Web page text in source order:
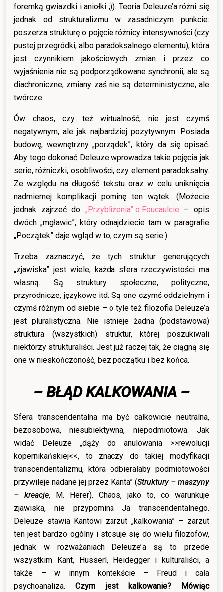
foremką gwiazdki i aniołki ;)). Teoria Deleuze’a różni się
jednak od strukturalizmu w zasadniczym punkcie:
poszerza strukturę o pojęcie różnicy intensywności (czy
pustej przegródki, albo paradoksalnego elementu), która
jest czynnikiem jakościowych zmian i przez co
wyjaśnienia nie są podporządkowane synchronii, ale są
diachroniczne, zmiany zaś nie są deterministyczne, ale
twórcze.
Ów chaos, czy też wirtualność, nie jest czymś
negatywnym, ale jak najbardziej pozytywnym. Posiada
budowę, wewnętrzny „porządek”, który da się opisać.
Aby tego dokonać Deleuze wprowadza takie pojęcia jak
serie, różniczki, osobliwości, czy element paradoksalny.
Ze względu na długość tekstu oraz w celu uniknięcia
nadmiernej komplikacji pominę ten wątek. (Możecie
jednak zajrzeć do „Przybliżenia” o Foucaulcie – opis
dwóch „mgławic”, który odnajdziecie tam w paragrafie
„Początek” daje wgląd w to, czym są serie.)
Trzeba zaznaczyć, że tych struktur generujących
„zjawiska” jest wiele, każda sfera rzeczywistości ma
własną. Są struktury społeczne, polityczne,
przyrodnicze, językowe itd. Są one czymś oddzielnym i
czymś różnym od siebie – o tyle też filozofia Deleuze’a
jest pluralistyczna. Nie istnieje żadna (podstawowa)
struktura (wszystkich) struktur, której poszukiwali
niektórzy strukturaliści. Jest już raczej tak, że ciągną się
one w nieskończoność, bez początku i bez końca.
– BŁĄD KALKOWANIA –
Sfera transcendentalna ma być całkowicie neutralna,
bezosobowa, niesubiektywna, niepodmiotowa. Jak
widać Deleuze „dąży do anulowania >>rewolucji
kopernikańskiej<<, to znaczy do takiej modyfikacji
transcendentalizmu, która odbierałaby podmiotowości
przywileje nadane jej przez Kanta” (Struktury – maszyny
– kreacje, M. Herer). Chaos, jako to, co warunkuje
zjawiska, nie przypomina Ja transcendentalnego.
Deleuze stawia Kantowi zarzut „kalkowania” – zarzut
ten jest bardzo ogólny i stosuje się do wielu filozofów,
jednak w rozważaniach Deleuze’a są to przede
wszystkim Kant, Husserl, Heidegger i kulturaliści, a
także – w innym kontekście – Freud i cała
psychoanaliza.Czym jest kalkowanie? Mówiąc